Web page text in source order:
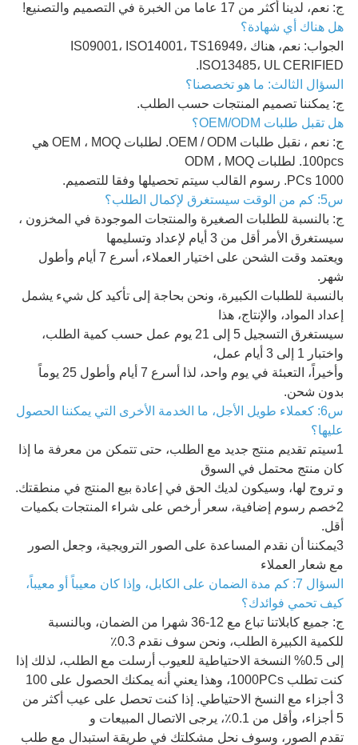
ج: نعم، لدينا أكثر من 17 عاما من الخبرة في التصميم والتصنيع!
هل هناك أي شهادة؟
الجواب: نعم، هناك IS09001، ISO14001، TS16949،
ISO13485، UL CERIFIED.
السؤال الثالث: ما هو تخصصنا؟
ج: يمكننا تصميم المنتجات حسب الطلب.
هل تقبل طلبات OEM/ODM؟
ج: نعم ، نقبل طلبات OEM / ODM. لطلبات OEM ، MOQ هي
100pcs. لطلبات ODM ، MOQ
1000 PCs. رسوم القالب سيتم تحصيلها وفقا للتصميم.
س5: كم من الوقت سيستغرق لإكمال الطلب؟
ج: بالنسبة للطلبات الصغيرة والمنتجات الموجودة في المخزون ،
سيستغرق الأمر أقل من 3 أيام لإعداد وتسليمها
ويعتمد وقت الشحن على اختيار العملاء، أسرع 7 أيام وأطول
شهر.
بالنسبة للطلبات الكبيرة، ونحن بحاجة إلى تأكيد كل شيء يشمل
إعداد المواد، والإنتاج، هذا
سيستغرق التسجيل 5 إلى 21 يوم عمل حسب كمية الطلب،
واختبار 1 إلى 3 أيام عمل،
وأخيراً، التعبئة في يوم واحد، لذا أسرع 7 أيام وأطول 25 يوماً
بدون شحن.
س6: كعملاء طويل الأجل، ما الخدمة الأخرى التي يمكننا الحصول
عليها؟
1سيتم تقديم منتج جديد مع الطلب، حتى تتمكن من معرفة ما إذا
كان منتج محتمل في السوق
و تروج لها، وسيكون لديك الحق في إعادة بيع المنتج في منطقتك.
2خصم رسوم إضافية، سعر أرخص على شراء المنتجات بكميات
أقل.
3يمكننا أن نقدم المساعدة على الصور الترويجية، وجعل الصور
مع شعار العملاء
السؤال 7: كم مدة الضمان على الكابل، وإذا كان معيباً أو معيباً،
كيف تحمي فوائدك؟
ج: جميع كابلاتنا تباع مع 12-36 شهرا من الضمان، وبالنسبة
للكمية الكبيرة الطلب، ونحن سوف نقدم 0.3٪
إلى 0.5% النسخة الاحتياطية للعيوب أرسلت مع الطلب، لذلك إذا
كنت تطلب 1000PCs، وهذا يعني أنه يمكنك الحصول على 100
3 أجزاء مع النسخ الاحتياطي. إذا كنت تحصل على عيب أكثر من
5 أجزاء، وأقل من 0.1٪، يرجى الاتصال المبيعات و
تقدم الصور، وسوف نحل مشكلتك في طريقة استبدال مع طلب